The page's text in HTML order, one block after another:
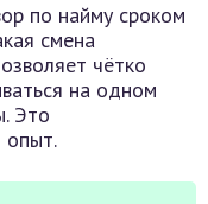
по найму сроком
смена
чётко
на одном
Это
опыт.